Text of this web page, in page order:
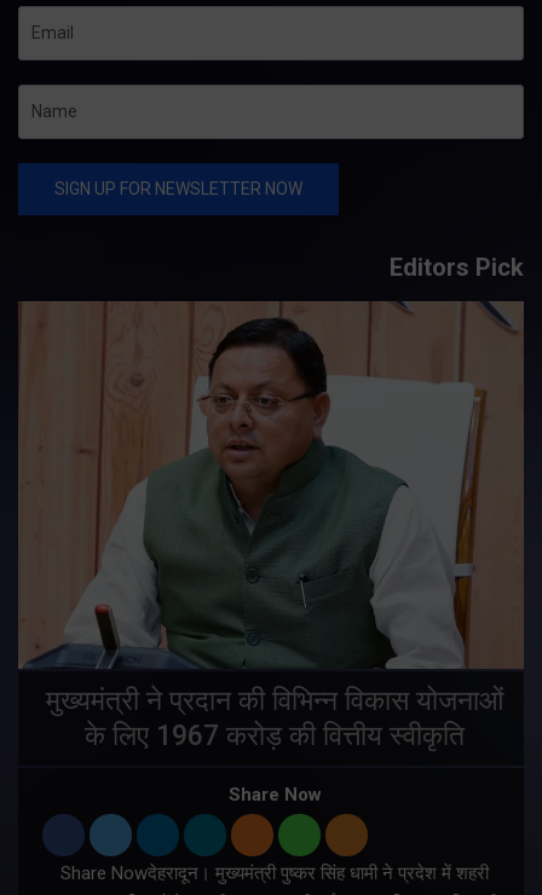
Editors Pick
मुख्यमंत्री ने प्रदान की विभिन्न विकास योजनाओं
के लिए 1967 करोड़ की वित्तीय स्वीकृति
Share Now
Share Nowदेहरादून। मुख्यमंत्री पुष्कर सिंह धामी ने प्रदेश में शहरी